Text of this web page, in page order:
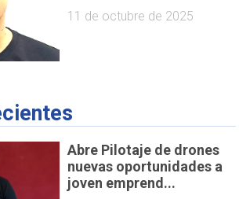
11 de octubre de 2025
Abre Pilotaje de drones
nuevas oportunidades a
joven emprend...